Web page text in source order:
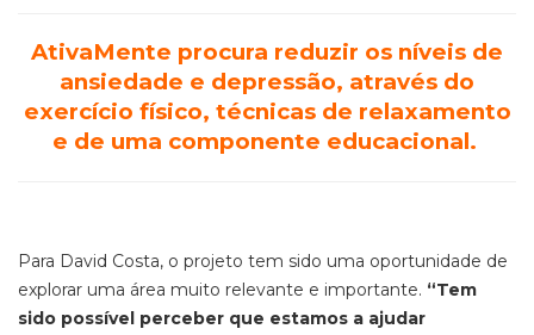
AtivaMente procura reduzir os níveis de
ansiedade e depressão, através do
exercício físico, técnicas de relaxamento
e de uma componente educacional.
Para David Costa, o projeto tem sido uma oportunidade de
explorar uma área muito relevante e importante. “Tem
sido possível perceber que estamos a ajudar